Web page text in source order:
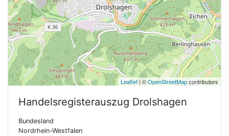
Leaflet | ©OpenStreetMapcontributors
Handelsregisterauszug Drolshagen
Bundesland
Nordrhein-Westfalen